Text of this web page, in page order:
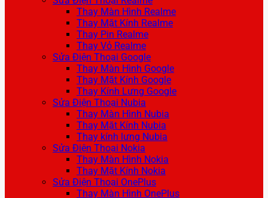
Thay Màn Hình Realme
Thay Mặt Kính Realme
Thay Pin Realme
Thay Vỏ Realme
Sửa Điện Thoại Google
Thay Màn Hình Google
Thay Mặt Kính Google
Thay Kính Lưng Google
Sửa Điện Thoại Nubia
Thay Màn Hình Nubia
Thay Mặt Kính Nubia
Thay kính lưng Nubia
Sửa Điện Thoại Nokia
Thay Màn Hình Nokia
Thay Mặt Kính Nokia
Sửa Điện Thoại OnePlus
Thay Màn Hình OnePlus